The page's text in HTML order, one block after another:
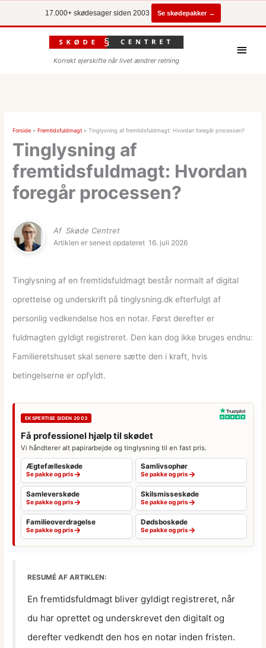
17.000+ skødesager siden 2003 Se skødepakker →
Korrekt ejerskifte når livet ændrer retning
Forside »Fremtidsfuldmagt »Tinglysning af fremtidsfuldmagt: Hvordan foregår processen?
Tinglysning af
fremtidsfuldmagt: Hvordan
foregår processen?
Af Skøde Centret
Artiklen er senest opdateret 16. juli 2026
Tinglysning af en fremtidsfuldmagt består normalt af digital
oprettelse og underskrift på tinglysning.dk efterfulgt af
personlig vedkendelse hos en notar. Først derefter er
fuldmagten gyldigt registreret. Den kan dog ikke bruges endnu:
Familieretshuset skal senere sætte den i kraft, hvis
betingelserne er opfyldt.
EKSPERTISE SIDEN 2003
Få professionel hjælp til skødet
Vi håndterer alt papirarbejde og tinglysning til en fast pris.
Ægtefælleskøde
Se pakke og pris→
Samlivsophør
Se pakke og pris→
Samleverskøde
Se pakke og pris→
Skilsmisseskøde
Se pakke og pris→
Familieoverdragelse
Se pakke og pris→
Dødsboskøde
Se pakke og pris→
RESUMÉ AF ARTIKLEN:
En fremtidsfuldmagt bliver gyldigt registreret, når
du har oprettet og underskrevet den digitalt og
derefter vedkendt den hos en notar inden fristen.